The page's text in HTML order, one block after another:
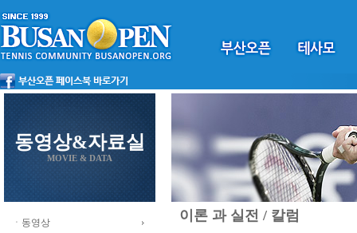
동영상&자료실
MOVIE & DATA
ㆍ동영상 이론 과 실전 / 칼럼